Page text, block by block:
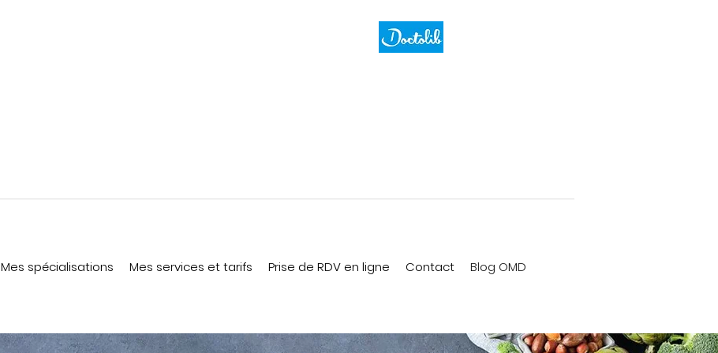
Mes spécialisations Mes services et tarifs Prise de RDV en ligne Contact Blog OMD